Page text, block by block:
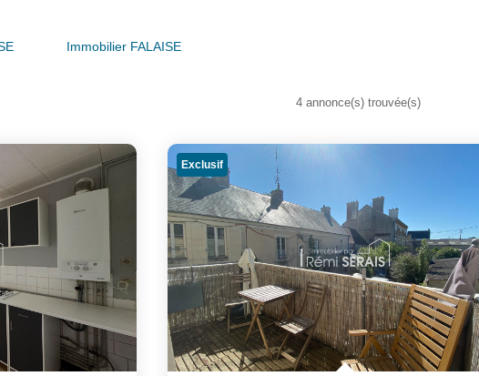
Immobilier FALAISE
4 annonce(s) trouvée(s)
Exclusif